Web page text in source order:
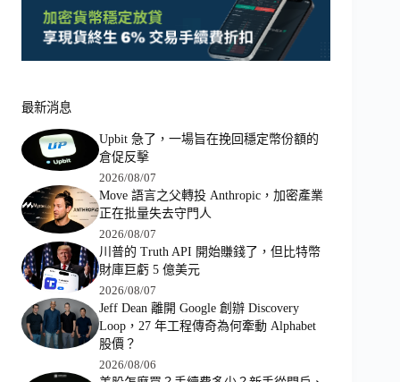
最新消息
Upbit 急了，一場旨在挽回穩定幣份額的
倉促反擊
2026/08/07
Move 語言之父轉投 Anthropic，加密產業
正在批量失去守門人
2026/08/07
川普的 Truth API 開始賺錢了，但比特幣
財庫巨虧 5 億美元
2026/08/07
Jeff Dean 離開 Google 創辦 Discovery
Loop，27 年工程傳奇為何牽動 Alphabet
股價？
2026/08/06